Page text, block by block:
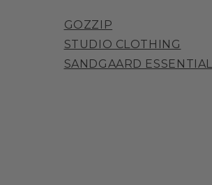
GOZZIP
STUDIO CLOTHING
SANDGAARD